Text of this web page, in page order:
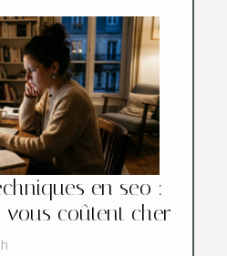
en seo :
vous coûtent cher